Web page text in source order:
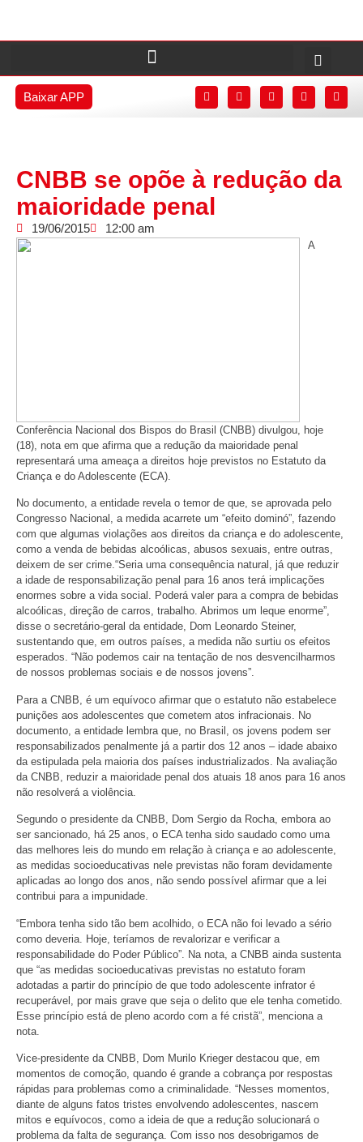
Baixar APP
CNBB se opõe à redução da
maioridade penal
19/06/2015 12:00 am
A
Conferência Nacional dos Bispos do Brasil (CNBB) divulgou, hoje
(18), nota em que afirma que a redução da maioridade penal
representará uma ameaça a direitos hoje previstos no Estatuto da
Criança e do Adolescente (ECA).
No documento, a entidade revela o temor de que, se aprovada pelo
Congresso Nacional, a medida acarrete um “efeito dominó”, fazendo
com que algumas violações aos direitos da criança e do adolescente,
como a venda de bebidas alcoólicas, abusos sexuais, entre outras,
deixem de ser crime.“Seria uma consequência natural, já que reduzir
a idade de responsabilização penal para 16 anos terá implicações
enormes sobre a vida social. Poderá valer para a compra de bebidas
alcoólicas, direção de carros, trabalho. Abrimos um leque enorme”,
disse o secretário-geral da entidade, Dom Leonardo Steiner,
sustentando que, em outros países, a medida não surtiu os efeitos
esperados. “Não podemos cair na tentação de nos desvencilharmos
de nossos problemas sociais e de nossos jovens”.
Para a CNBB, é um equívoco afirmar que o estatuto não estabelece
punições aos adolescentes que cometem atos infracionais. No
documento, a entidade lembra que, no Brasil, os jovens podem ser
responsabilizados penalmente já a partir dos 12 anos – idade abaixo
da estipulada pela maioria dos países industrializados. Na avaliação
da CNBB, reduzir a maioridade penal dos atuais 18 anos para 16 anos
não resolverá a violência.
Segundo o presidente da CNBB, Dom Sergio da Rocha, embora ao
ser sancionado, há 25 anos, o ECA tenha sido saudado como uma
das melhores leis do mundo em relação à criança e ao adolescente,
as medidas socioeducativas nele previstas não foram devidamente
aplicadas ao longo dos anos, não sendo possível afirmar que a lei
contribui para a impunidade.
“Embora tenha sido tão bem acolhido, o ECA não foi levado a sério
como deveria. Hoje, teríamos de revalorizar e verificar a
responsabilidade do Poder Público”. Na nota, a CNBB ainda sustenta
que “as medidas socioeducativas previstas no estatuto foram
adotadas a partir do princípio de que todo adolescente infrator é
recuperável, por mais grave que seja o delito que ele tenha cometido.
Esse princípio está de pleno acordo com a fé cristã”, menciona a
nota.
Vice-presidente da CNBB, Dom Murilo Krieger destacou que, em
momentos de comoção, quando é grande a cobrança por respostas
rápidas para problemas como a criminalidade. “Nesses momentos,
diante de alguns fatos tristes envolvendo adolescentes, nascem
mitos e equívocos, como a ideia de que a redução solucionará o
problema da falta de segurança. Com isso nos desobrigamos de